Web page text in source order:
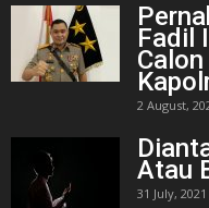
Fadil
2 August,
Atau
31 July, 2021